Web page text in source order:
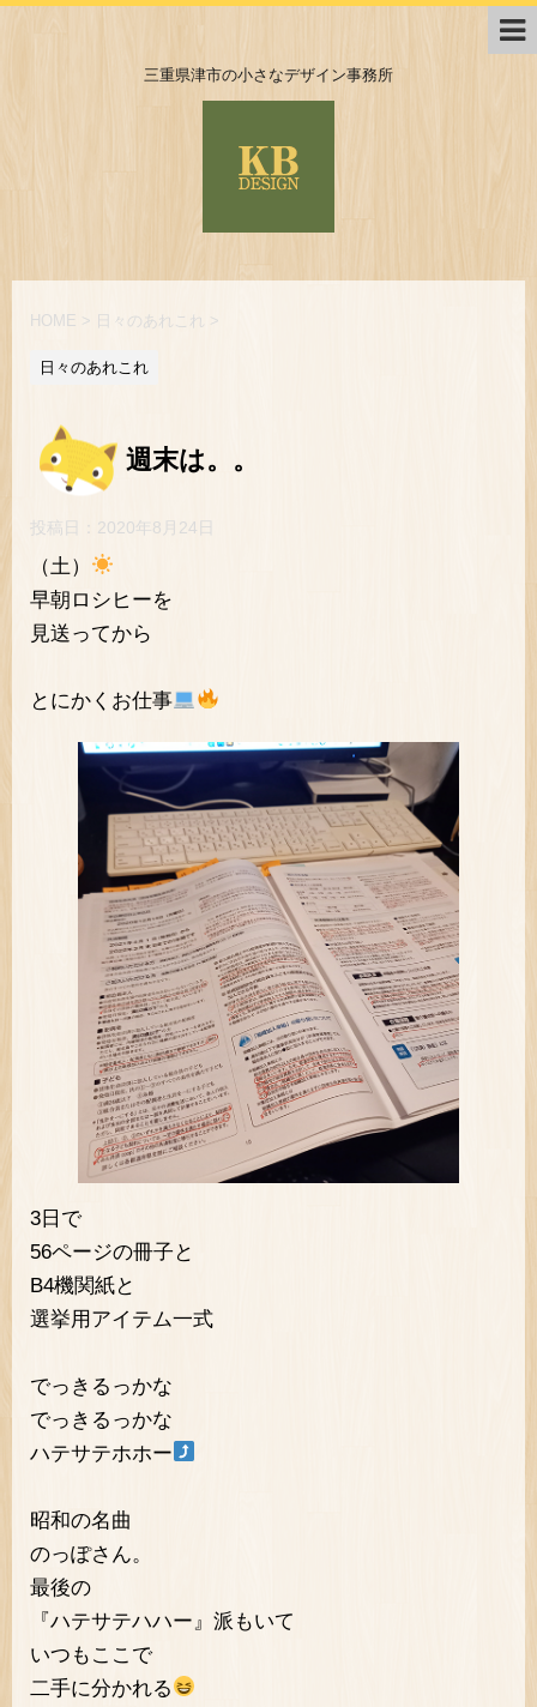
三重県津市の小さなデザイン事務所
HOME > 日々のあれこれ >
日々のあれこれ
週末は。。
投稿日： 2020年8月24日
（土）
早朝ロシヒーを
見送ってから
とにかくお仕事
3日で
56ページの冊子と
B4機関紙と
選挙用アイテム一式
でっきるっかな
でっきるっかな
ハテサテホホー
昭和の名曲
のっぽさん。
最後の
『ハテサテハハー』派もいて
いつもここで
二手に分かれる